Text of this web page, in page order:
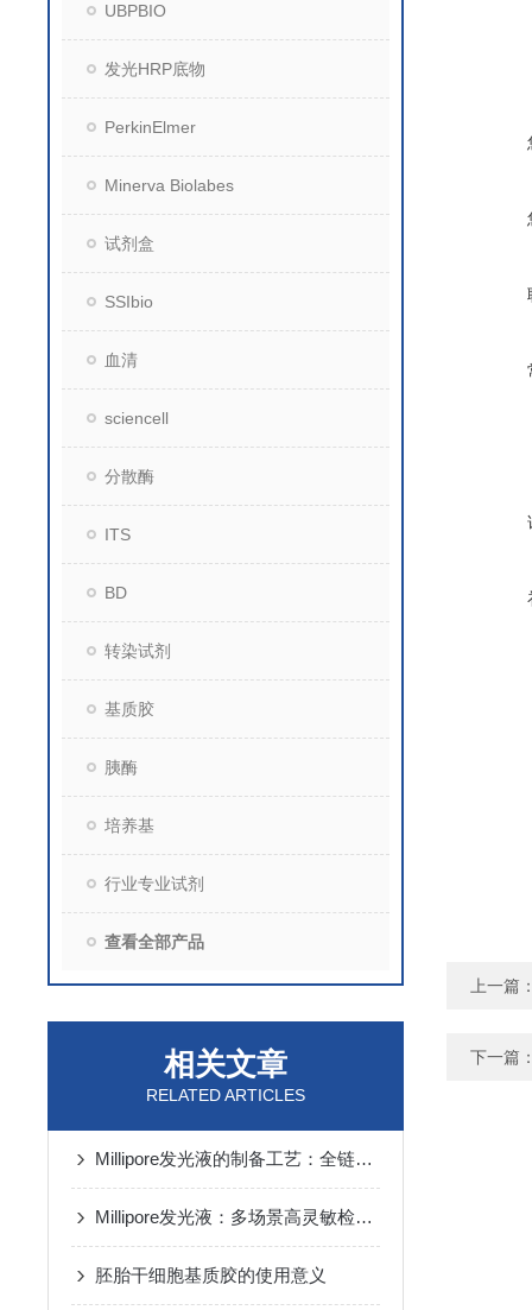
UBPBIO
发光HRP底物
PerkinElmer
Minerva Biolabes
试剂盒
SSIbio
血清
sciencell
分散酶
ITS
BD
转染试剂
基质胶
胰酶
培养基
行业专业试剂
查看全部产品
相关文章
RELATED ARTICLES
Millipore发光液的制备工艺：全链路质控保障检测性能稳定
Millipore发光液：多场景高灵敏检测的核心试剂支撑
胚胎干细胞基质胶的使用意义
上一篇
下一篇